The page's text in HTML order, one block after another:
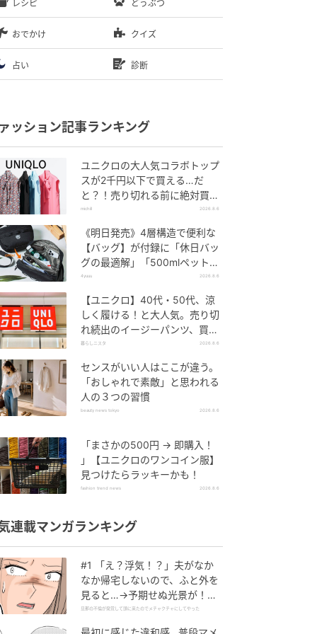
レシピ どうぶつ
おでかけ クイズ
占い 診断
ッション記事ランキング
ユニクロの大人気コラボトップ
スが2千円以下で買える…だ
と？！売り切れる前に絶対買
い！
michill 2026.8.6
《明日発売》4層構造で便利な
【バッグ】が付録に「休日バッ
グの最適解」「500mlペットボ
トルも入る」
4yuuu 2026.8.6
【ユニクロ】40代・50代、涼
しく履ける！と大人気。売り切
れ続出のイージーパンツ、買っ
てみた！
暮らしニスタ 2026.8.6
センスがいい人はここが違う。
「おしゃれで素敵」と思われる
人の３つの習慣
beauty news tokyo 2026.8.6
「まさかの500円 → 即購入！
」【ユニクロのワンコイン服】
見つけたらラッキーかも！
fashion trend news 2026.8.6
連載マンガランキング
#1 「え？浮気！？」夫がなか
なか帰宅しないので、ふと外を
見ると…→予期せぬ光景が！｜
旦那の不倫が発覚して頭に来た
旦那の不倫が発覚して頭に来たのでメチャクチャにしてやった